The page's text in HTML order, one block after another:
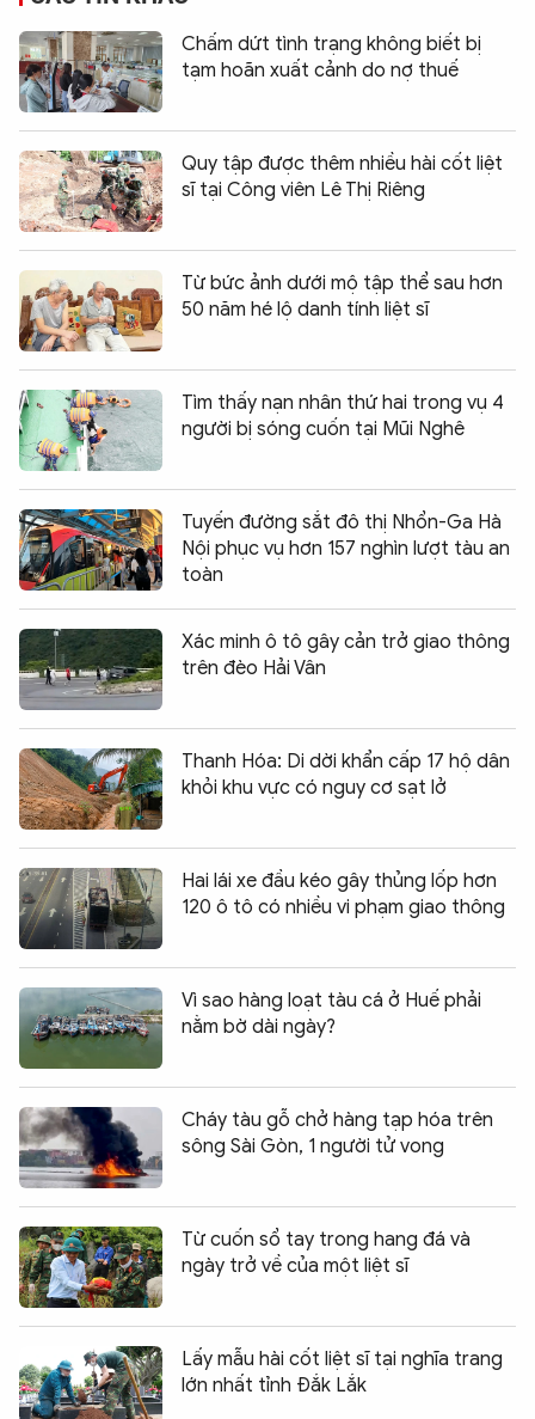
Chấm dứt tình trạng không biết bị
tạm hoãn xuất cảnh do nợ thuế
Quy tập được thêm nhiều hài cốt liệt
sĩ tại Công viên Lê Thị Riêng
Từ bức ảnh dưới mộ tập thể sau hơn
50 năm hé lộ danh tính liệt sĩ
Tìm thấy nạn nhân thứ hai trong vụ 4
người bị sóng cuốn tại Mũi Nghê
Tuyến đường sắt đô thị Nhổn-Ga Hà
Nội phục vụ hơn 157 nghìn lượt tàu an
toàn
Xác minh ô tô gây cản trở giao thông
trên đèo Hải Vân
Thanh Hóa: Di dời khẩn cấp 17 hộ dân
khỏi khu vực có nguy cơ sạt lở
Hai lái xe đầu kéo gây thủng lốp hơn
120 ô tô có nhiều vi phạm giao thông
Vì sao hàng loạt tàu cá ở Huế phải
nằm bờ dài ngày?
Cháy tàu gỗ chở hàng tạp hóa trên
sông Sài Gòn, 1 người tử vong
Từ cuốn sổ tay trong hang đá và
ngày trở về của một liệt sĩ
Lấy mẫu hài cốt liệt sĩ tại nghĩa trang
lớn nhất tỉnh Đắk Lắk